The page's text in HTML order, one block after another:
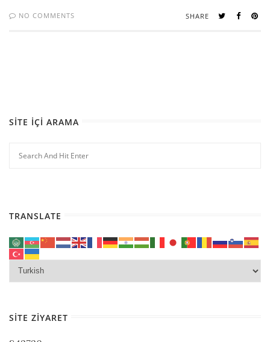
NO COMMENTS SHARE
SITE İÇI ARAMA
TRANSLATE
SITE ZIYARET